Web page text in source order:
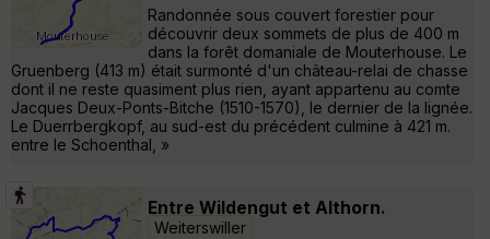
Randonnée sous couvert forestier pour
découvrir deux sommets de plus de 400 m
dans la forêt domaniale de Mouterhouse. Le
Gruenberg (413 m) était surmonté d'un château-relai de chasse
dont il ne reste quasiment plus rien, ayant appartenu au comte
Jacques Deux-Ponts-Bitche (1510-1570), le dernier de la lignée.
Le Duerrbergkopf, au sud-est du précédent culmine à 421 m.
entre le Schoenthal, »
Entre Wildengut et Althorn.
Weiterswiller